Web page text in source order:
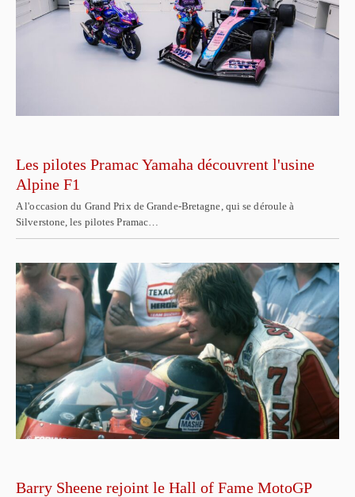
Les pilotes Pramac Yamaha découvrent l'usine
Alpine F1
A l'occasion du Grand Prix de Grande-Bretagne, qui se déroule à
Silverstone, les pilotes Pramac…
Barry Sheene rejoint le Hall of Fame MotoGP